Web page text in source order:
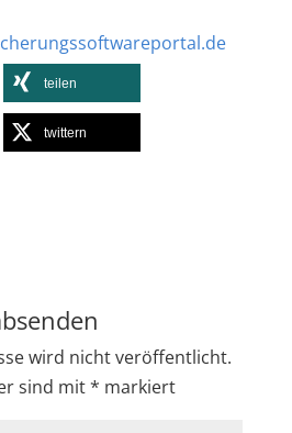
teilen
twittern
wird nicht veröffentlicht.
sind mit* markiert